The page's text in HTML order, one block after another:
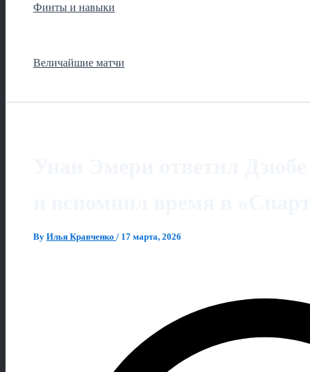
Финты и навыки
Величайшие матчи
By Илья Кравченко / 17 марта, 2026